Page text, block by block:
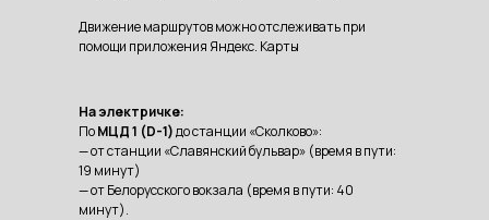
Движение маршрутов можно отслеживать при
помощи приложения Яндекс. Карты
На электричке:
ПоМЦД 1 (D-1)до станции «Сколково»:
— от станции «Славянский бульвар» (время в пути:
19 минут)
— от Белорусского вокзала (время в пути: 40
минут).